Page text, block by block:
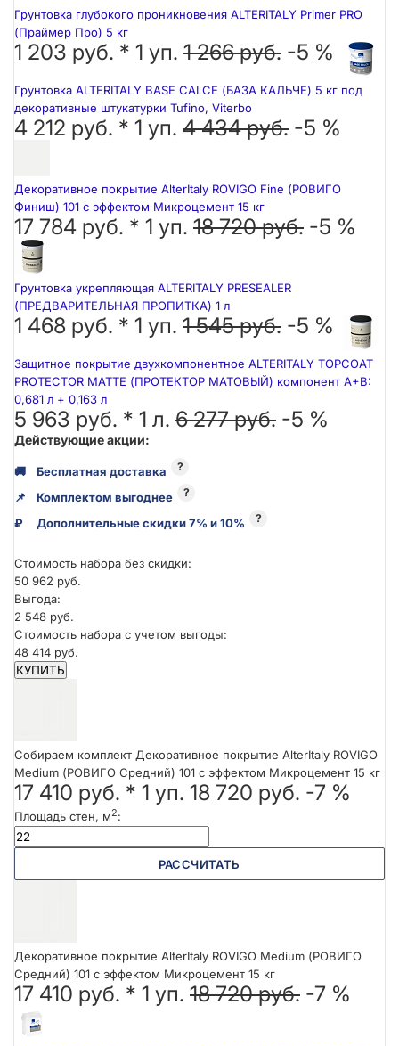
Грунтовка глубокого проникновения ALTERITALY Primer PRO
(Праймер Про) 5 кг
1 203 руб. * 1 уп. 1 266 руб. -5 %
Грунтовка ALTERITALY BASE CALCE (БАЗА КАЛЬЧЕ) 5 кг под
декоративные штукатурки Tufino, Viterbo
4 212 руб. * 1 уп. 4 434 руб. -5 %
Декоративное покрытие AlterItaly ROVIGO Fine (РОВИГО
Финиш) 101 с эффектом Микроцемент 15 кг
17 784 руб. * 1 уп. 18 720 руб. -5 %
Грунтовка укрепляющая ALTERITALY PRESEALER
(ПРЕДВАРИТЕЛЬНАЯ ПРОПИТКА) 1 л
1 468 руб. * 1 уп. 1 545 руб. -5 %
Защитное покрытие двухкомпонентное ALTERITALY TOPCOAT
PROTECTOR MATTE (ПРОТЕКТОР МАТОВЫЙ) компонент А+В:
0,681 л + 0,163 л
5 963 руб. * 1 л. 6 277 руб. -5 %
Действующие акции:
🚚 Бесплатная доставка ?
📌 Комплектом выгоднее ?
₽ Дополнительные скидки 7% и 10% ?
Стоимость набора без скидки:
50 962 руб.
Выгода:
2 548 руб.
Стоимость набора с учетом выгоды:
48 414 руб.
КУПИТЬ
Собираем комплект Декоративное покрытие AlterItaly ROVIGO
Medium (РОВИГО Средний) 101 с эффектом Микроцемент 15 кг
17 410 руб. * 1 уп. 18 720 руб. -7 %
Площадь стен, м2:
РАССЧИТАТЬ
Декоративное покрытие AlterItaly ROVIGO Medium (РОВИГО
Средний) 101 с эффектом Микроцемент 15 кг
17 410 руб. * 1 уп. 18 720 руб. -7 %